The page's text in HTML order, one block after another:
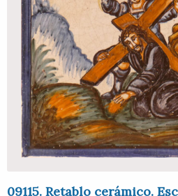
09115. Retablo cerámico.